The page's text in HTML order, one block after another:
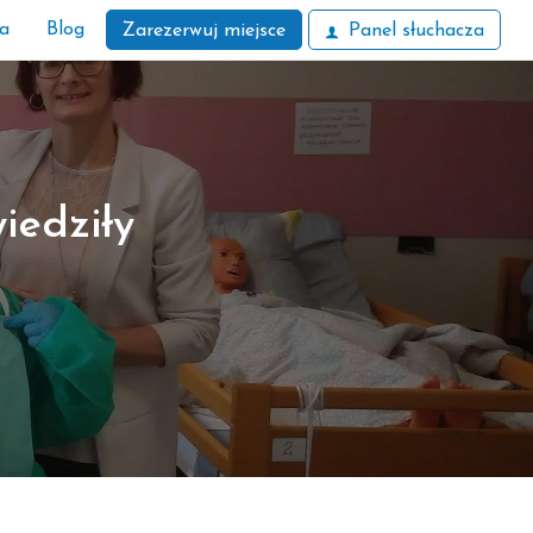
Blog Zarezerwuj miejsce Panel słuchacza